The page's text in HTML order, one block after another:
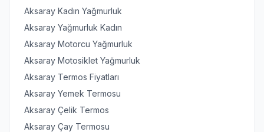
Aksaray Kadın Yağmurluk
Aksaray Yağmurluk Kadın
Aksaray Motorcu Yağmurluk
Aksaray Motosiklet Yağmurluk
Aksaray Termos Fiyatları
Aksaray Yemek Termosu
Aksaray Çelik Termos
Aksaray Çay Termosu